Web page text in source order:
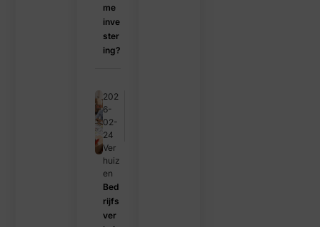
me
inve
ster
ing?
202
6-
02-
24
Ver
huiz
en
Bed
rijfs
ver